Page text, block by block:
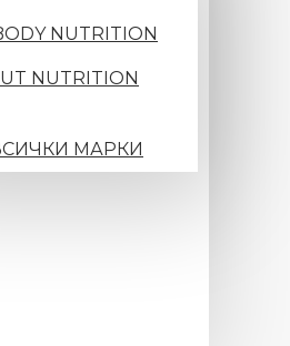
NUTRITION
NUTRITION
МАРКИ